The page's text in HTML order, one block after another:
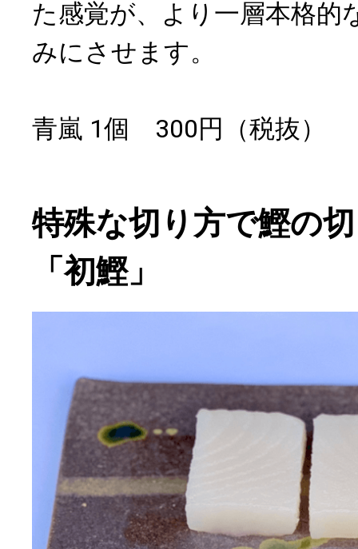
た感覚が、より一層本格的
みにさせます。
青嵐 1個 300円（税抜）
特殊な切り方で鰹の
「初鰹」